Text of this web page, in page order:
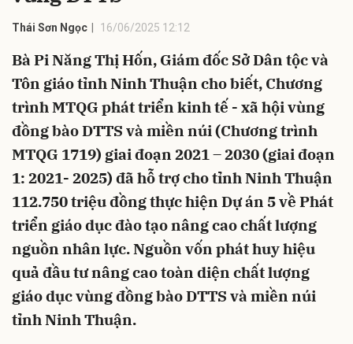
Thái Sơn Ngọc 16/06/2025 12:12
Bà Pi Năng Thị Hốn, Giám đốc Sở Dân tộc và
Tôn giáo tỉnh Ninh Thuận cho biết, Chương
trình MTQG phát triển kinh tế - xã hội vùng
đồng bào DTTS và miền núi (Chương trình
MTQG 1719) giai đoạn 2021 – 2030 (giai đoạn
1: 2021- 2025) đã hỗ trợ cho tỉnh Ninh Thuận
112.750 triệu đồng thực hiện Dự án 5 về Phát
triển giáo dục đào tạo nâng cao chất lượng
nguồn nhân lực. Nguồn vốn phát huy hiệu
quả đầu tư nâng cao toàn diện chất lượng
giáo dục vùng đồng bào DTTS và miền núi
tỉnh Ninh Thuận.